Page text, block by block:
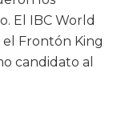
El IBC World
el Frontón King
candidato al